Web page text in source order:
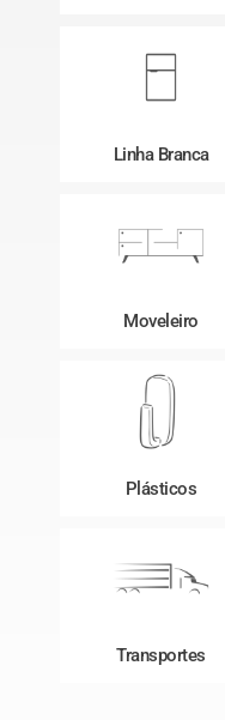
Linha Branca
Moveleiro
Plásticos
Transportes